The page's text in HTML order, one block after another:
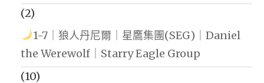
(2)
1-7｜狼人丹尼爾｜星鷹集團(SEG)｜Daniel
the Werewolf｜Starry Eagle Group
(10)